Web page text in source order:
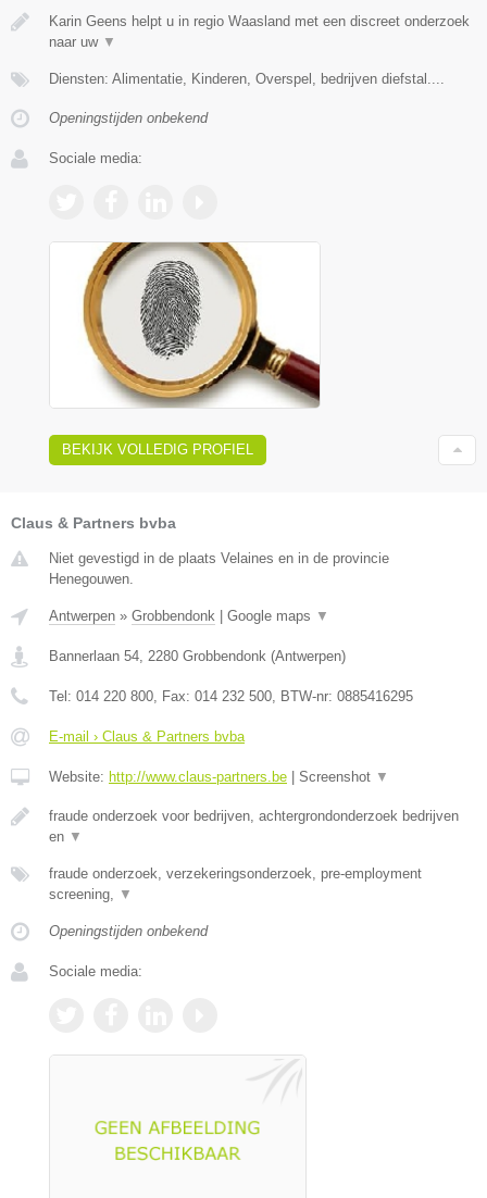
Karin Geens helpt u in regio Waasland met een discreet onderzoek
naar uw ▼
Diensten: Alimentatie, Kinderen, Overspel, bedrijven diefstal....
Openingstijden onbekend
Sociale media:
BEKIJK VOLLEDIG PROFIEL
Claus & Partners bvba
Niet gevestigd in de plaats Velaines en in de provincie
Henegouwen.
Antwerpen » Grobbendonk | Google maps ▼
Bannerlaan 54 2280 Grobbendonk (Antwerpen)
Tel: 014 220 800 , Fax: 014 232 500 , BTW-nr: 0885416295
E-mail › Claus & Partners bvba
Website: http://www.claus-partners.be | Screenshot ▼
fraude onderzoek voor bedrijven, achtergrondonderzoek bedrijven
en ▼
fraude onderzoek, verzekeringsonderzoek, pre-employment
screening,
▼
Openingstijden onbekend
Sociale media: